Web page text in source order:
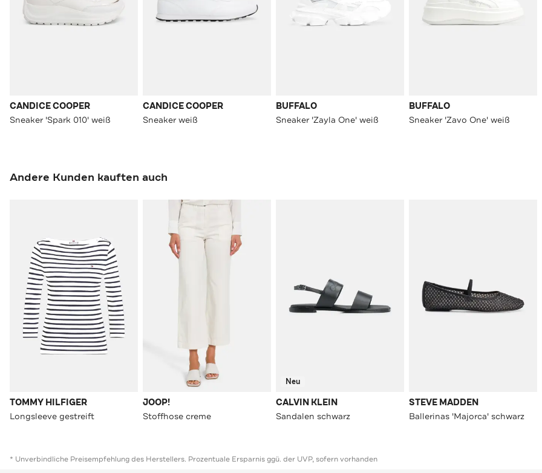
CANDICE COOPER
Sneaker 'Spark 010' weiß
CANDICE COOPER
Sneaker weiß
BUFFALO
Sneaker 'Zayla One' weiß
BUFFALO
Sneaker 'Zavo One' weiß
Andere Kunden kauften auch
TOMMY HILFIGER
Longsleeve gestreift
JOOP!
Stoffhose creme
Neu
CALVIN KLEIN
Sandalen schwarz
STEVE MADDEN
Ballerinas 'Majorca' schwarz
* Unverbindliche Preisempfehlung des Herstellers. Prozentuale Ersparnis ggü. der UVP, sofern vorhanden